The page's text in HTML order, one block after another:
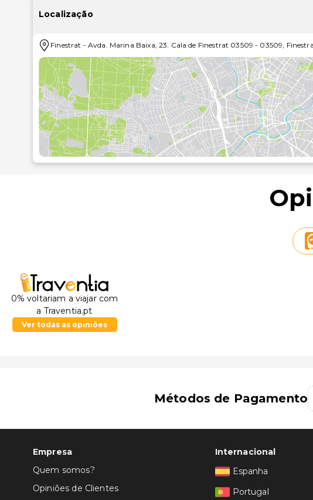
parque infantil. O restaurante climatizado convida-o a entrar.
estacionamento ou na garagem. Serviços de quarto e de
Os quartos compreendem casa-de-banho, telefone, televisão
central, cofre e ainda varanda ou terraço.
Existe uma piscina com parte para crianças, espreguiçadeiras
possível descontrair nos 2 jacuzis ou no solário. Um
entretenimento.
Os hóspedes poderão compor o seu pequeno-almoço, almoço
Localização
Finestrat - Avda. Marina Baixa, 23. Cala de Finestrat 03509 - 03509,
0% voltariam a viajar com
a Traventia.pt
Ver todas as opiniões
Métodos de Pagamento
Empresa
Quem somos?
Opiniões de Clientes
Internacional
Espanha
Portugal